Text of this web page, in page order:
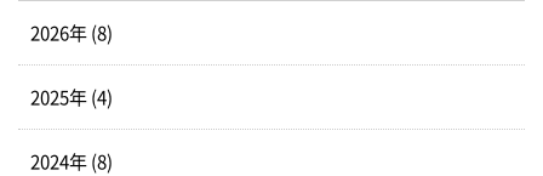
2026年 (8)
2025年 (4)
2024年 (8)